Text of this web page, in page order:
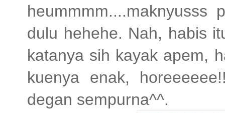
heummmm....maknyusss
dulu hehehe. Nah, habis
katanya sih kayak apem,
kuenya enak,
degan sempurna^^.